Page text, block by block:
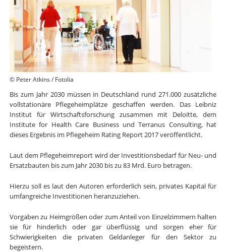
© Peter Atkins / Fotolia
Bis zum Jahr 2030 müssen in Deutschland rund 271.000 zusätzliche
vollstationäre Pflegeheimplätze geschaffen werden. Das Leibniz
Institut für Wirtschaftsforschung zusammen mit Deloitte, dem
Institute for Health Care Business und Terranus Consulting, hat
dieses Ergebnis im Pflegeheim Rating Report 2017 veröffentlicht.
Laut dem Pflegeheimreport wird der Investitionsbedarf für Neu- und
Ersatzbauten bis zum Jahr 2030 bis zu 83 Mrd. Euro betragen.
Hierzu soll es laut den Autoren erforderlich sein, privates Kapital für
umfangreiche Investitionen heranzuziehen.
Vorgaben zu Heimgrößen oder zum Anteil von Einzelzimmern halten
sie für hinderlich oder gar überflüssig und sorgen eher für
Schwierigkeiten die privaten Geldanleger für den Sektor zu
begeistern.